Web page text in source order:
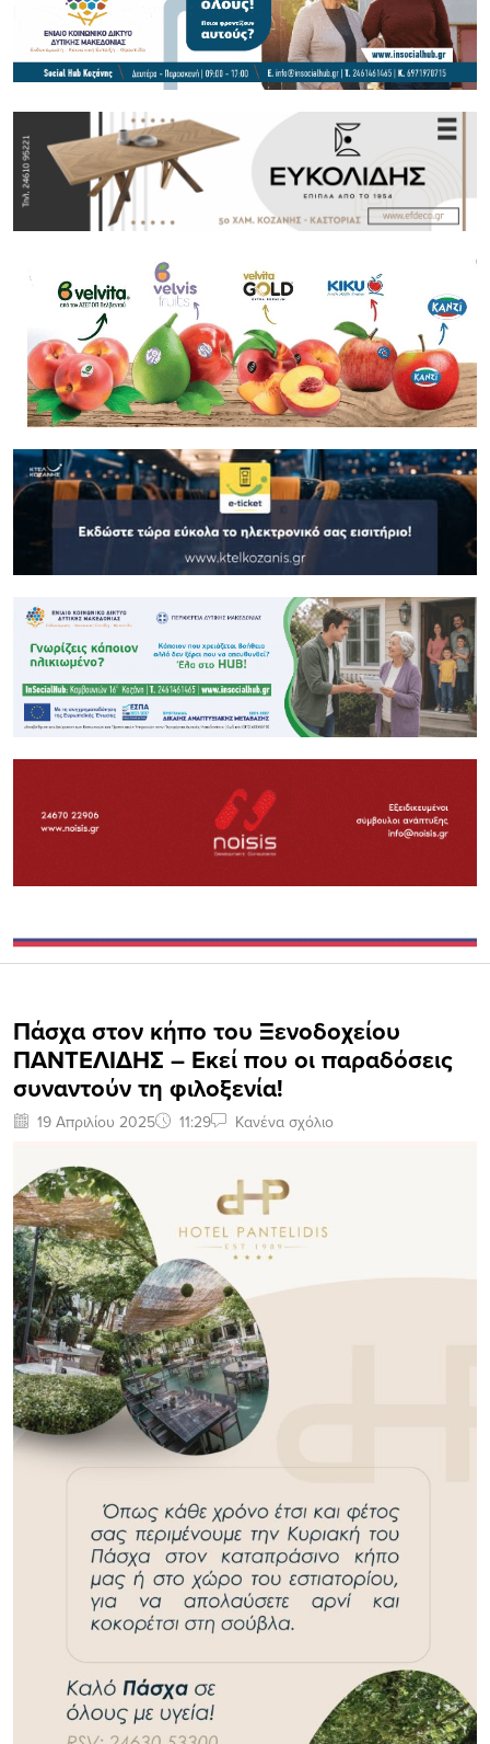
Πάσχα στον κήπο του Ξενοδοχείου
ΠΑΝΤΕΛΙΔΗΣ – Εκεί που οι παραδόσεις
συναντούν τη φιλοξενία!
19 Απριλίου 2025 11:29 Κανένα σχόλιο